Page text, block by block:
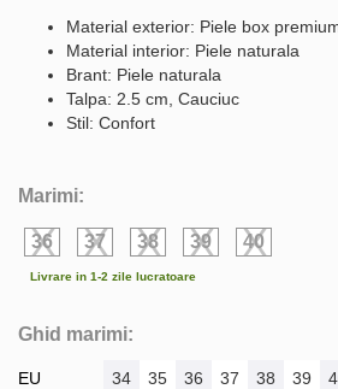
Material exterior: Piele box
Material interior: Piele naturala
Brant: Piele naturala
Talpa: 2.5 cm, Cauciuc
Stil: Confort
Marimi:
36 37 38 39 40
Livrare in 1-2 zile lucratoare
Ghid marimi:
EU
34 35 36 37 38 39